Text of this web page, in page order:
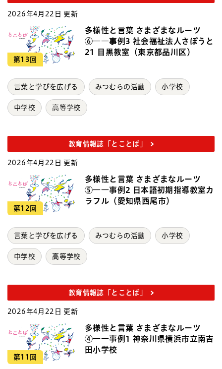
2026年4月22日 更新
第13回
多様性と言葉 さまざまなルーツ
⑥――事例3 社会福祉法人さぽうと
21 目黒教室（東京都品川区）
言葉と学びを広げる みつむらの活動 小学校
中学校 高等学校
教育情報誌「とことば」
2026年4月22日 更新
第12回
多様性と言葉 さまざまなルーツ
⑤――事例2 日本語初期指導教室カ
ラフル（愛知県西尾市）
言葉と学びを広げる みつむらの活動 小学校
中学校 高等学校
教育情報誌「とことば」
2026年4月22日 更新
第11回
多様性と言葉 さまざまなルーツ
④――事例1 神奈川県横浜市立南吉
田小学校